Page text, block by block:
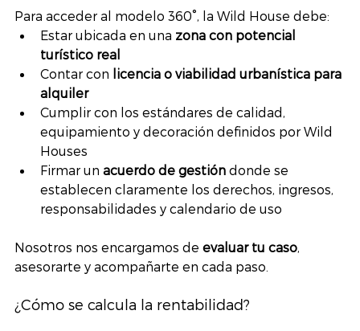
Para acceder al modelo 360°, la Wild House debe:
Estar ubicada en una zona con potencial
turístico real
Contar con licencia o viabilidad urbanística para
alquiler
Cumplir con los estándares de calidad,
equipamiento y decoración definidos por Wild
Houses
Firmar un acuerdo de gestión donde se
establecen claramente los derechos, ingresos,
responsabilidades y calendario de uso
Nosotros nos encargamos de evaluar tu caso,
asesorarte y acompañarte en cada paso.
¿Cómo se calcula la rentabilidad?